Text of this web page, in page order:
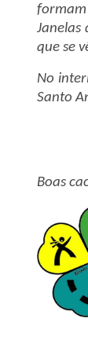
Janelas
que se
No
Santo
Boas